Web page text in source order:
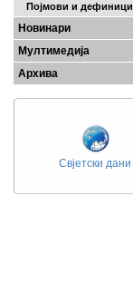
Појмови и
Новинари
Мултимедија
Архива
Свјетски дани